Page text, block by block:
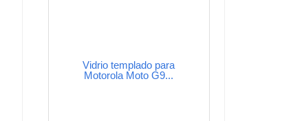
Vidrio templado para
Motorola Moto G9...